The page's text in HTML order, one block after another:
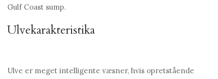
Gulf Coast sump.
Ulvekarakteristika
Ulve er meget intelligente væsner, hvis opretstående